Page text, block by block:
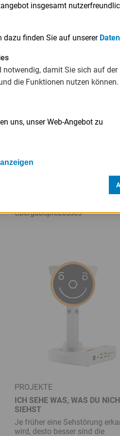
Ilse Aigner, Bayerische
Übergabeprozesses
PROJEKTE
ICH SEHE WAS, WAS DU
SIEHST
Je früher eine Sehstörung
wird, desto besser sind die
insgesamt
dazu finden Sie auf unserer
notwendig, damit Sie sich auf der
die Funktionen nutzen können.
uns, unser Web-Angebot zu